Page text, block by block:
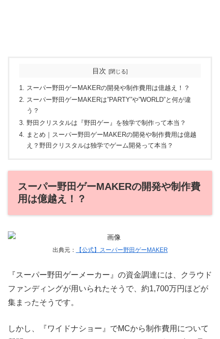
目次
スーパー野田ゲーMAKERの開発や制作費用は億越え！？
スーパー野田ゲーMAKERは”PARTY”や”WORLD”と何が違
う？
野田クリスタルは『野田ゲー』を独学で制作って本当？
まとめ｜スーパー野田ゲーMAKERの開発や制作費用は億越
え？野田クリスタルは独学でゲーム開発って本当？
スーパー野田ゲーMAKERの開発や制作費
用は億越え！？
出典元： 【公式】スーパー野田ゲーMAKER
『スーパー野田ゲーメーカー』の資金調達には、クラウド
ファンディングが用いられたそうで、約1,700万円ほどが
集まったそうです。
しかし、『ワイドナショー』でMCから制作費用について